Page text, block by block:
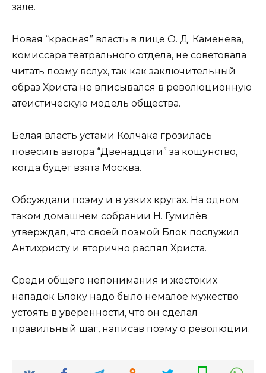
зале.
Новая “красная” власть в лице О. Д. Каменева,
комиссара театрального отдела, не советовала
читать поэму вслух, так как заключительный
образ Христа не вписывался в революционную
атеистическую модель общества.
Белая власть устами Колчака грозилась
повесить автора “Двенадцати” за кощунство,
когда будет взята Москва.
Обсуждали поэму и в узких кругах. На одном
таком домашнем собрании Н. Гумилёв
утверждал, что своей поэмой Блок послужил
Антихристу и вторично распял Христа.
Среди общего непонимания и жестоких
нападок Блоку надо было немалое мужество
устоять в уверенности, что он сделал
правильный шаг, написав поэму о революции.